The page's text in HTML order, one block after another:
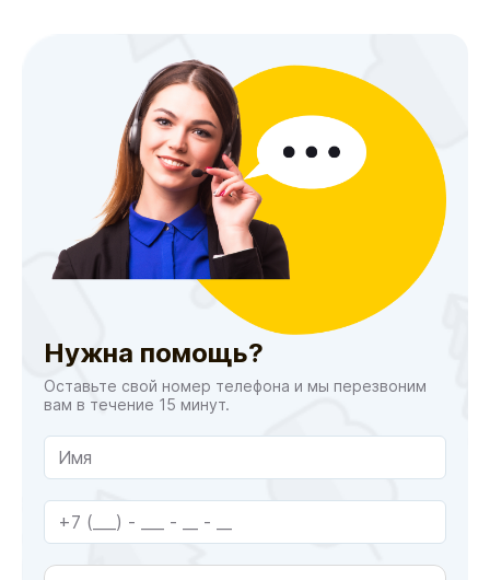
Нужна помощь?
Оставьте свой номер телефона и мы перезвоним
вам в течение 15 минут.